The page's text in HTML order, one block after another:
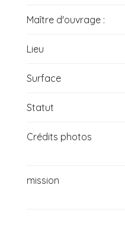
Maître d'ouvrage :
Lieu
Surface
Statut
Crédits photos
mission